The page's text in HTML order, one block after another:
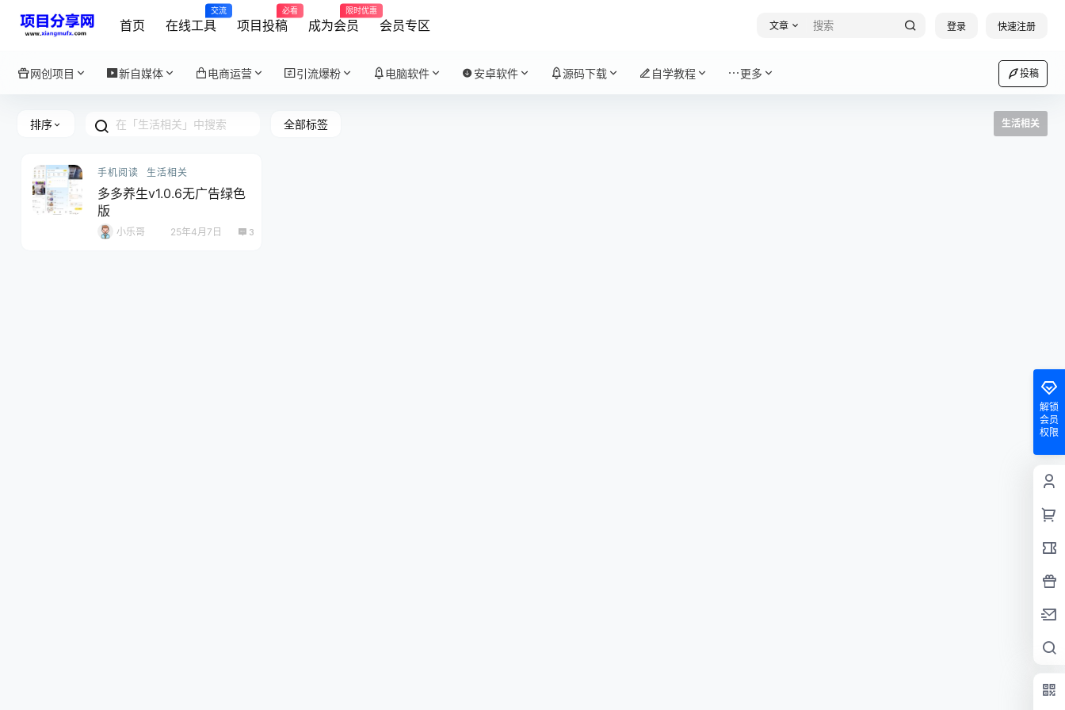
首页 在线工具
交流
项目投稿
必看
成为会员
限时优惠
会员专区 文章 登录 快速注册
网创项目 新自媒体 电商运营 引流爆粉 电脑软件 安卓软件 源码下载 自学教程 更多 投稿
排序 全部标签 生活相关
手机阅读 生活相关
多多养生v1.0.6无广告绿色
版
小乐哥 25年4月7日 3
解锁
会员
权限